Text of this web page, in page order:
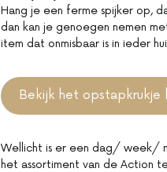
Hang je een ferme spijker op,
dan kan je genoegen nemen
item dat onmisbaar is in ieder
Bekijk het opstapkrukje
Wellicht is er een dag/ week/
het assortiment van de Action